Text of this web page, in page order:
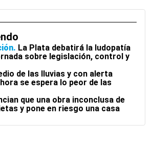
La Plata debatirá la ludopatía
sobre legislación, control y
de las lluvias y con alerta
se espera lo peor de las
que una obra inconclusa de
y pone en riesgo una casa